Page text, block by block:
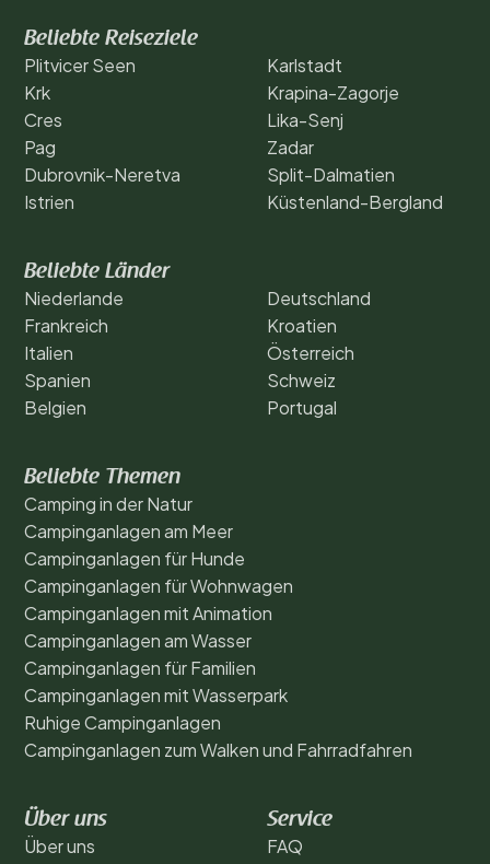
Beliebte Reiseziele
Plitvicer Seen
Krk
Cres
Pag
Dubrovnik-Neretva
Istrien
Karlstadt
Krapina-Zagorje
Lika-Senj
Zadar
Split-Dalmatien
Küstenland-Bergland
Beliebte Länder
Niederlande
Frankreich
Italien
Spanien
Belgien
Deutschland
Kroatien
Österreich
Schweiz
Portugal
Beliebte Themen
Camping in der Natur
Campinganlagen am Meer
Campinganlagen für Hunde
Campinganlagen für Wohnwagen
Campinganlagen mit Animation
Campinganlagen am Wasser
Campinganlagen für Familien
Campinganlagen mit Wasserpark
Ruhige Campinganlagen
Campinganlagen zum Walken und Fahrradfahren
Über uns
Über uns
Service
FAQ